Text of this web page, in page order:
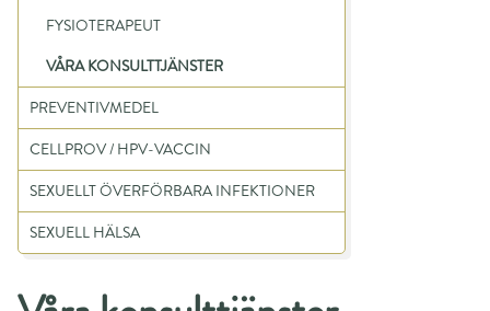
FYSIOTERAPEUT
VÅRA KONSULTTJÄNSTER
PREVENTIVMEDEL
CELLPROV / HPV-VACCIN
SEXUELLT ÖVERFÖRBARA INFEKTIONER
SEXUELL HÄLSA